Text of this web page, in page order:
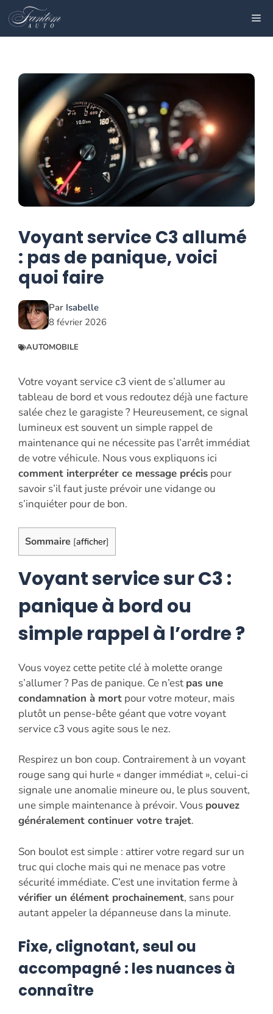
au
contenu
Voyant service C3 allumé
: pas de panique, voici
quoi faire
Par Isabelle
8 février 2026
AUTOMOBILE
Votre voyant service c3 vient de s’allumer au
tableau de bord et vous redoutez déjà une facture
salée chez le garagiste ? Heureusement, ce signal
lumineux est souvent un simple rappel de
maintenance qui ne nécessite pas l’arrêt immédiat
de votre véhicule. Nous vous expliquons ici
comment interpréter ce message précis pour
savoir s’il faut juste prévoir une vidange ou
s’inquiéter pour de bon.
Sommaire [afficher]
Voyant service sur C3 :
panique à bord ou
simple rappel à l’ordre ?
Vous voyez cette petite clé à molette orange
s’allumer ? Pas de panique. Ce n’est pas une
condamnation à mort pour votre moteur, mais
plutôt un pense-bête géant que votre voyant
service c3 vous agite sous le nez.
Respirez un bon coup. Contrairement à un voyant
rouge sang qui hurle « danger immédiat », celui-ci
signale une anomalie mineure ou, le plus souvent,
une simple maintenance à prévoir. Vous pouvez
généralement continuer votre trajet.
Son boulot est simple : attirer votre regard sur un
truc qui cloche mais qui ne menace pas votre
sécurité immédiate. C’est une invitation ferme à
vérifier un élément prochainement, sans pour
autant appeler la dépanneuse dans la minute.
Fixe, clignotant, seul ou
accompagné : les nuances à
connaître